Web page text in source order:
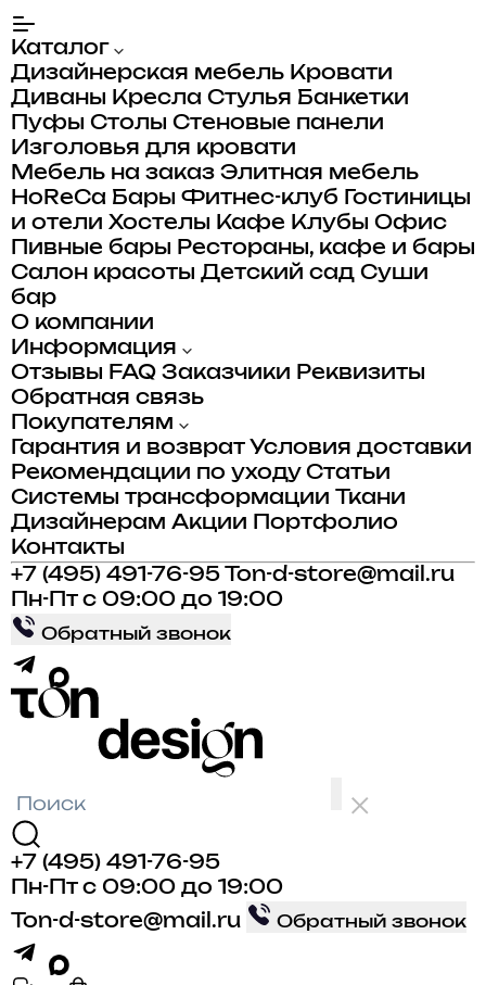
Каталог
Дизайнерская мебель Кровати
Диваны Кресла Стулья Банкетки
Пуфы Столы Стеновые панели
Изголовья для кровати
Мебель на заказ Элитная мебель
HoReCa Бары Фитнес-клуб
Гостиницы
и отели Хостелы Кафе Клубы Офис
Пивные бары Рестораны, кафе и бары
Салон красоты Детский сад Суши
бар
О компании
Информация
Отзывы FAQ Заказчики Реквизиты
Обратная связь
Покупателям
Гарантия и возврат Условия доставки
Рекомендации по уходу Статьи
Системы трансформации
Ткани
Дизайнерам Акции
Портфолио
Контакты
+7 (495) 491-76-95
Ton-d-store@mail.ru
Пн-Пт с 09:00 до 19:00
Обратный звонок
+7 (495) 491-76-95
Пн-Пт с 09:00 до 19:00
Ton-d-store@mail.ru
Обратный звонок